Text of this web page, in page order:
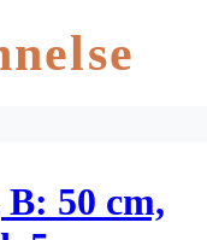
50 cm,